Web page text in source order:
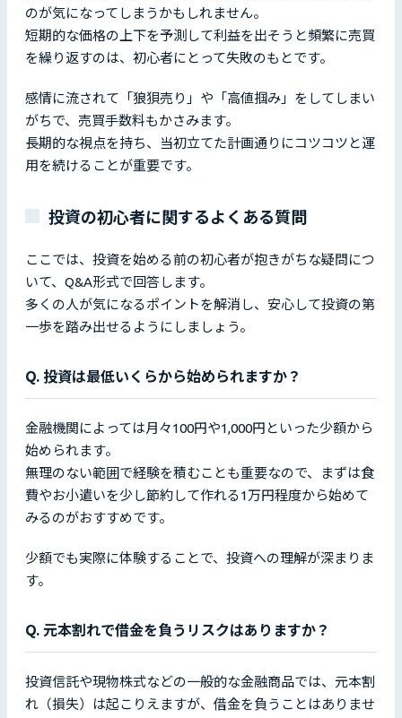
のが気になってしまうかもしれません。
短期的な価格の上下を予測して利益を出そうと頻繁に売買
を繰り返すのは、初心者にとって失敗のもとです。
感情に流されて「狼狽売り」や「高値掴み」をしてしまい
がちで、売買手数料もかさみます。
長期的な視点を持ち、当初立てた計画通りにコツコツと運
用を続けることが重要です。
投資の初心者に関するよくある質問
ここでは、投資を始める前の初心者が抱きがちな疑問につ
いて、Q&A形式で回答します。
多くの人が気になるポイントを解消し、安心して投資の第
一歩を踏み出せるようにしましょう。
Q. 投資は最低いくらから始められますか？
金融機関によっては月々100円や1,000円といった少額から
始められます。
無理のない範囲で経験を積むことも重要なので、まずは食
費やお小遣いを少し節約して作れる1万円程度から始めて
みるのがおすすめです。
少額でも実際に体験することで、投資への理解が深まりま
す。
Q. 元本割れで借金を負うリスクはありますか？
投資信託や現物株式などの一般的な金融商品では、元本割
れ（損失）は起こりえますが、借金を負うことはありませ